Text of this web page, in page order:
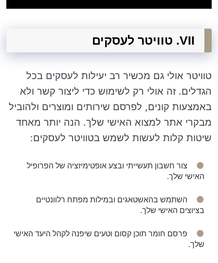
VII. טוויטר לעסקים
טוויטר אולי גם מכשיר רב יעילות לעסקים בכל
הגדלים. זה אולי רק לשימוש כדי ליצור קשר ולא
באמצעות קונים, לפרסם שירותים ומוצרים ולהוביל
מבקרי אתר למצוא האישי שלך. הנה יותר מאחד
שיטות קלות לעשות לשמש בטוויטר לעסקים:
צור חשבון תעשייתי ובצע אופטימיזציה של הפרופיל
האישי שלך.
השתמש בהאשטאגים ובמילות מפתח רלוונטיים
בציוצים האישי שלך.
פרסם חומר תוכן קסום וטעים שיפנה לקהל היעד האישי
שלך.